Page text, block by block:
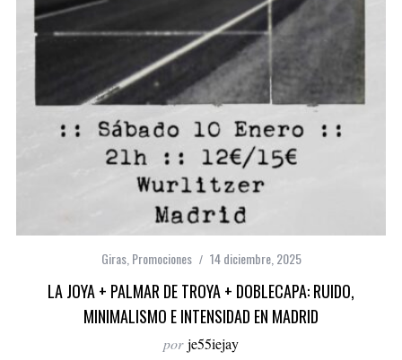
Giras, Promociones 14 diciembre, 2025
LA JOYA + PALMAR DE TROYA + DOBLECAPA: RUIDO,
MINIMALISMO E INTENSIDAD EN MADRID
por je55iejay